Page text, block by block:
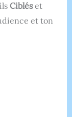
Cibléset
et ton